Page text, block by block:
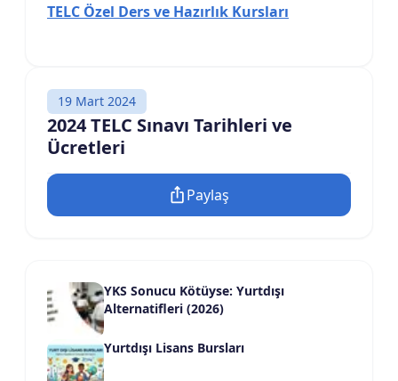
TELC Özel Ders ve Hazırlık Kursları
19 Mart 2024
2024 TELC Sınavı Tarihleri ve
Ücretleri
Paylaş
YKS Sonucu Kötüyse: Yurtdışı
Alternatifleri (2026)
Yurtdışı Lisans Bursları